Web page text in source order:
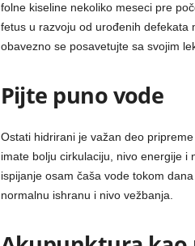
folne kiseline nekoliko meseci pre
fetus u razvoju od urođenih defekata
obavezno se posavetujte sa svojim
Pijte puno vode
Ostati hidrirani je važan deo
imate bolju cirkulaciju, nivo energije
ispijanje osam čaša vode tokom
normalnu ishranu i nivo vežbanja.